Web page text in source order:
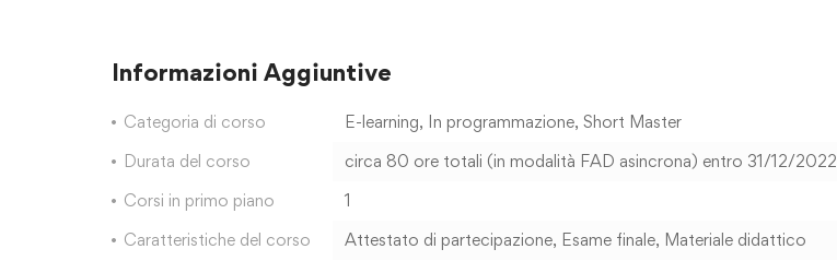
Informazioni Aggiuntive
Categoria di corso E-learning, In programmazione, Short Master
Durata del corso
circa 80 ore totali (in modalità FAD asincrona) entro 31/12/2022
Corsi in primo piano
1
Caratteristiche del corso
Attestato di partecipazione, Esame finale, Materiale didattico